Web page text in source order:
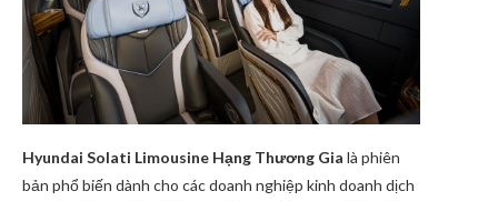
Hyundai Solati Limousine Hạng Thương Gia là phiên
bản phổ biến dành cho các doanh nghiệp kinh doanh dịch